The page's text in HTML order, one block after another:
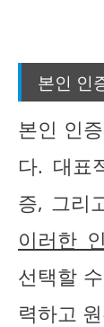
본인 인
본인 인
다. 대표
증, 그리
이러한
선택할
력하고